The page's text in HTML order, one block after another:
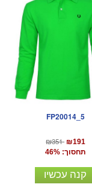
FP20014_5
₪351 ₪191
תחסוך: 46%
קנה עכשיו